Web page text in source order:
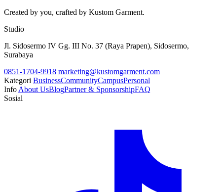
Created by you, crafted by Kustom Garment.
Studio
Jl. Sidosermo IV Gg. III No. 37 (Raya Prapen), Sidosermo,
Surabaya
0851-1704-9918 marketing@kustomgarment.com
Kategori BusinessCommunityCampusPersonal
Info About UsBlogPartner & SponsorshipFAQ
Sosial